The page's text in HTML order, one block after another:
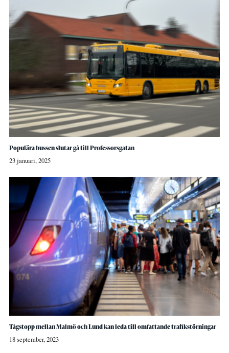
Populära bussen slutar gå till Professorsgatan
23 januari, 2025
Tågstopp mellan Malmö och Lund kan leda till omfattande trafikstörningar
18 september, 2023